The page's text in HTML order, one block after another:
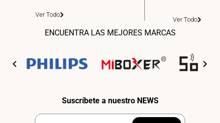
Ver Todo
Ver Todo
ENCUENTRA LAS MEJORES MARCAS
Suscríbete a nuestro NEWS